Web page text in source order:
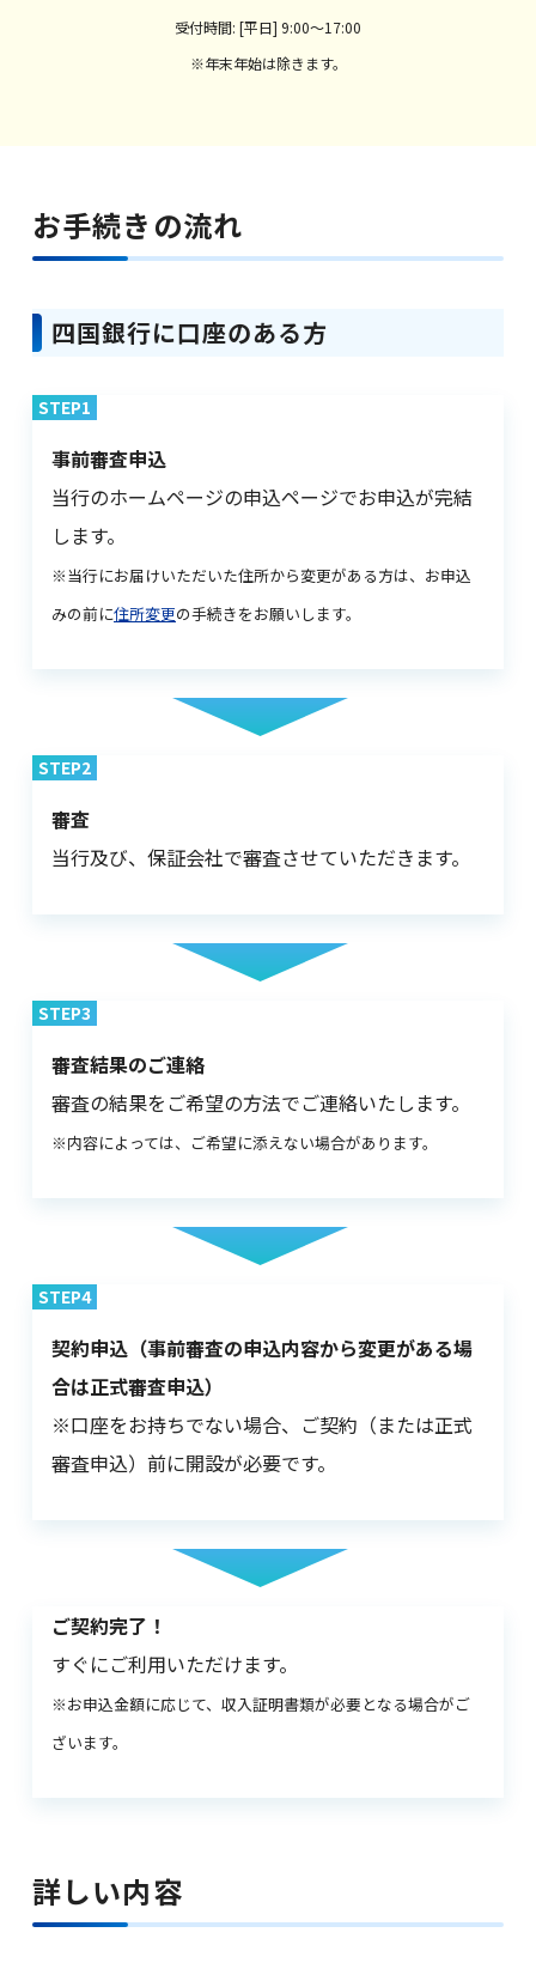
法人のお客さま
採用情報
受付時間: [平日] 9:00～17:00
※年末年始は除きます。
お手続きの流れ
四国銀行に口座のある方
STEP1
事前審査申込
当行のホームページの申込ページでお申込が完結
します。
※当行にお届けいただいた住所から変更がある方は、お申込
みの前に住所変更の手続きをお願いします。
STEP2
審査
当行及び、保証会社で審査させていただきます。
STEP3
審査結果のご連絡
審査の結果をご希望の方法でご連絡いたします。
※内容によっては、ご希望に添えない場合があります。
STEP4
契約申込（事前審査の申込内容から変更がある場
合は正式審査申込）
※口座をお持ちでない場合、ご契約（または正式
審査申込）前に開設が必要です。
ご契約完了！
すぐにご利用いただけます。
※お申込金額に応じて、収入証明書類が必要となる場合がご
ざいます。
詳しい内容